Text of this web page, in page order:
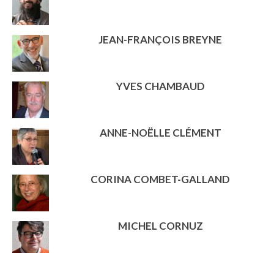
JEAN-FRANÇOIS BREYNE
YVES CHAMBAUD
ANNE-NOËLLE CLÉMENT
CORINA COMBET-GALLAND
MICHEL CORNUZ